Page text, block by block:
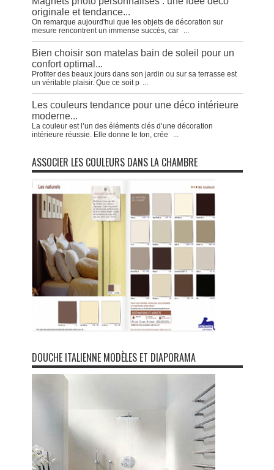
originale et tendance...
On remarque aujourd'hui que les objets de décoration sur
mesure rencontrent un immense succès, car
...
Bien choisir son matelas bain de soleil pour un
confort optimal...
Profiter des beaux jours dans son jardin ou sur sa terrasse est
un véritable plaisir. Que ce soit p ...
Les couleurs tendance pour une déco intérieure
moderne...
La couleur est l’un des éléments clés d’une décoration
intérieure réussie. Elle donne le ton, crée
...
ASSOCIER LES COULEURS DANS LA CHAMBRE
DOUCHE ITALIENNE MODÈLES ET DIAPORAMA